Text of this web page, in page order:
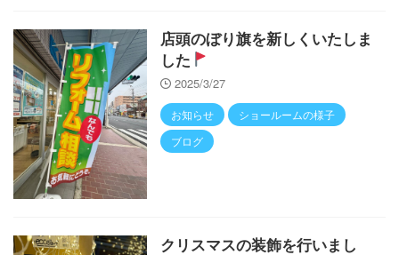
店頭のぼり旗を新しくいたしま
した
2025/3/27
お知らせ
ショールームの様子
ブログ
クリスマスの装飾を行いまし